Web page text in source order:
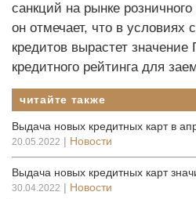
санкций на рынке
он отмечает, что в условиях
кредитов вырастет значение
кредитного рейтинга для
читайте также
Выдача новых кредитных карт в
20.05.2022 | Новости
Выдача новых кредитных карт
30.04.2022 | Новости